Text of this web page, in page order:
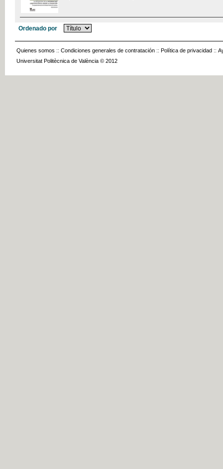
Ordenado por
Quienes somos :: Condiciones generales de contratación :: Política de privacidad ::
Universitat Politècnica de València © 2012